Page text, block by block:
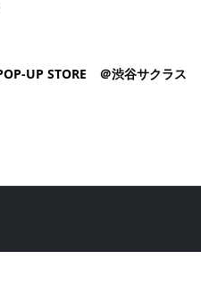
UP STORE ＠渋谷サクラス